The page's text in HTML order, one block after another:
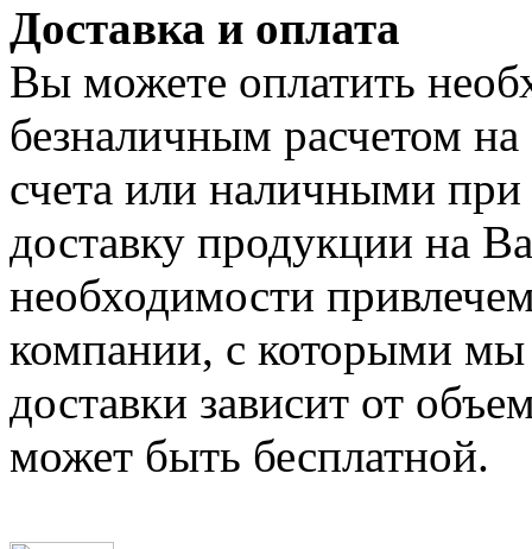
Доставка и оплата
Вы можете оплатить
безналичным расчетом
счета или наличными
доставку продукции на
необходимости
компании, с которыми
доставки зависит от
может быть бесплатной.